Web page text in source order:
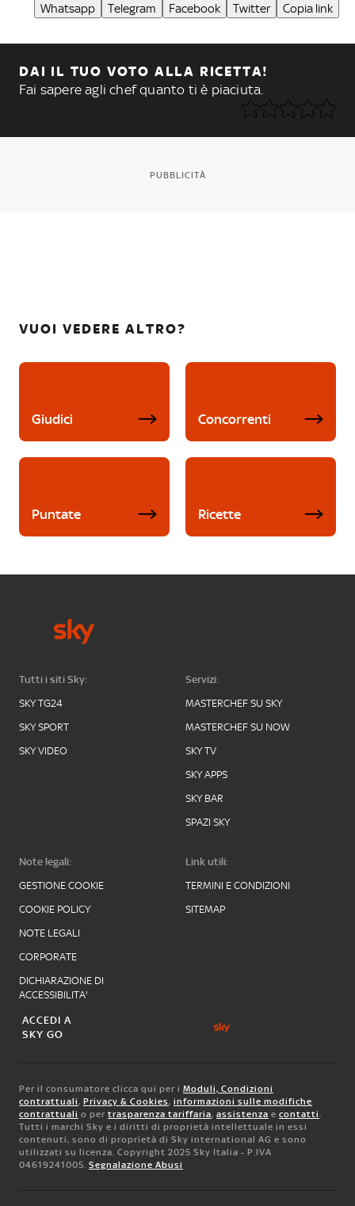
Whatsapp Telegram Facebook Twitter Copia link
DAI IL TUO VOTO ALLA RICETTA!
Fai sapere agli chef quanto ti è piaciuta.
PUBBLICITÀ
VUOI VEDERE ALTRO?
Giudici Concorrenti
Puntate Ricette
Tutti i siti Sky:
SKY TG24
SKY SPORT
SKY VIDEO
Servizi:
MASTERCHEF SU SKY
MASTERCHEF SU NOW
SKY TV
SKY APPS
SKY BAR
SPAZI SKY
Note legali:
GESTIONE COOKIE
COOKIE POLICY
NOTE LEGALI
CORPORATE
DICHIARAZIONE DI
ACCESSIBILITA'
Link utili:
TERMINI E CONDIZIONI
SITEMAP
ACCEDI A
SKY GO
Per il consumatore clicca qui per i Moduli, Condizioni
contrattuali , Privacy & Cookies, informazioni sulle modifiche
contrattuali o per trasparenza tariffaria, assistenza e contatti
Tutti i marchi Sky e i diritti di proprietà intellettuale in essi
contenuti, sono di proprietà di Sky international AG e sono
utilizzati su licenza. Copyright 2025 Sky Italia - P.IVA
04619241005. Segnalazione Abusi